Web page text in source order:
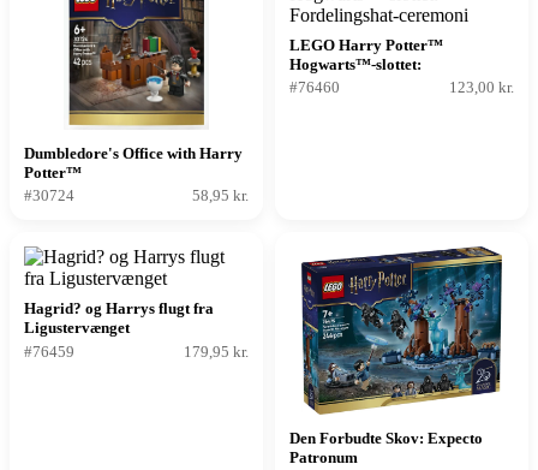
Dumbledore's Office with Harry
Potter™
#30724
58,95 kr.
LEGO Harry Potter™
Hogwarts™-slottet:
Fordelingshat-ceremoni
#76460 123,00 kr.
Hagrid? og Harrys flugt fra
Ligustervænget
#76459
179,95 kr.
Den Forbudte Skov: Expecto
Patronum